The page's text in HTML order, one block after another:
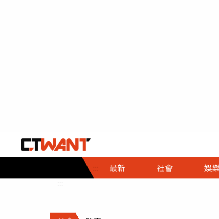
::: 最新 社會
社會首頁
時事
調查
娛樂
娛樂首頁
即時
財經首頁
熱線
政